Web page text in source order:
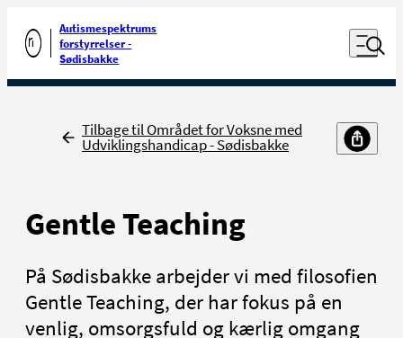
Gå til forsiden
Autismespektrums
forstyrrelser -
Sødisbakke
Åben
Udfør søgning
Tilbage
Tilbage til Området for Voksne med
Udviklingshandicap - Sødisbakke
Gentle Teaching
På Sødisbakke arbejder vi med filosofien
Gentle Teaching, der har fokus på en
venlig, omsorgsfuld og kærlig omgang